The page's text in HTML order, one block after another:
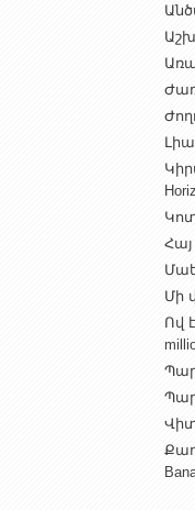
Հայ
Մի
Ով